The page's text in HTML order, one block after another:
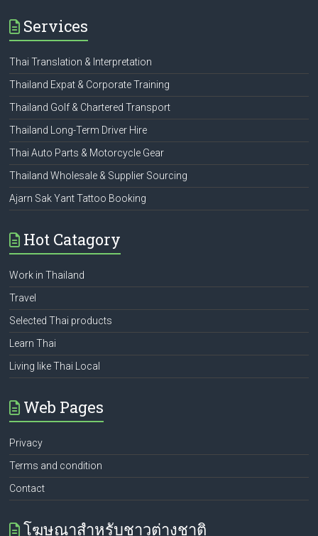
Services
Thai Translation & Interpretation
Thailand Expat & Corporate Training
Thailand Golf & Chartered Transport
Thailand Long-Term Driver Hire
Thai Auto Parts & Motorcycle Gear
Thailand Wholesale & Supplier Sourcing
Ajarn Sak Yant Tattoo Booking
Hot Catagory
Work in Thailand
Travel
Selected Thai products
Learn Thai
Living like Thai Local
Web Pages
Privacy
Terms and condition
Contact
โฆษณาสำหรับชาวต่างชาติ